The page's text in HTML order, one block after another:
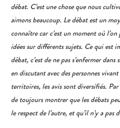
débat. C’est une chose que nous
aimons beaucoup. Le débat est un
connaître car c’est un moment où
idées sur différents sujets. Ce qui est
débat, c’est de ne pas s’enfermer
en discutant avec des personnes vivant
territoires, les avis sont diversifiés.
de toujours montrer que les débats
le respect de l’autre, et qu’il n’y a pas